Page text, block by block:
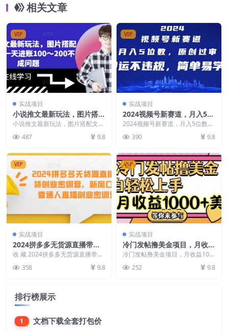
相关文章
VIP
实战项目
小说推文最新玩法，图片搭配
文案，一天进账100～200不
成问题
小说推文最新玩法，图片搭配文
小说推文就是引导...
487 9.8
VIP
实战项目
2024视频号新赛道，月入5位
数+，原创过审，搬运不违
规，简单易学【揭秘】
2024视频号新赛道，月入5位数
易学【揭秘】 内容...
390 9.8
VIP
实战项目
2024拼多多无货源直播带货
创业密训营，新风口，普通人
收 藏 2024拼多多无货源直播带货
创业密训营 课...
358 9.8
VIP
实战项目
冷门发帖撸美金项目，月收益
1000+美金，简单无脑，干就
冷门发帖撸美金项目，月收益100
秘】 介绍：今天...
252 9.8
排行榜展示
1 文档下载全套打包价